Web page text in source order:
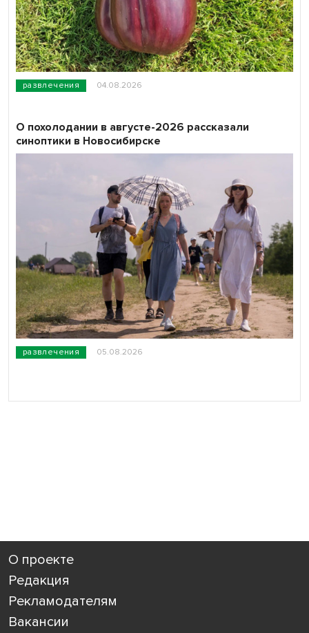
развлечения 04.08.2026
развлечения 05.08.2026
О похолодании в августе-2026 рассказали
синоптики в Новосибирске
О проекте
Редакция
Рекламодателям
Вакансии